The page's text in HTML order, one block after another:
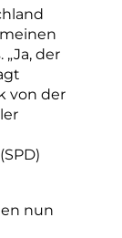
der
von der
nun